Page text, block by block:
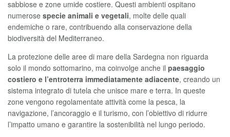
sabbiose e zone umide costiere. Questi ambienti ospitano
numerose specie animali e vegetali, molte delle quali
endemiche o rare, contribuendo alla conservazione della
biodiversità del Mediterraneo.
La protezione delle aree di mare della Sardegna non riguarda
solo il mondo sottomarino, ma coinvolge anche il paesaggio
costiero e l’entroterra immediatamente adiacente, creando un
sistema integrato di tutela che unisce mare e terra. In queste
zone vengono regolamentate attività come la pesca, la
navigazione, l’ancoraggio e il turismo, con l’obiettivo di ridurre
l’impatto umano e garantire la sostenibilità nel lungo periodo.